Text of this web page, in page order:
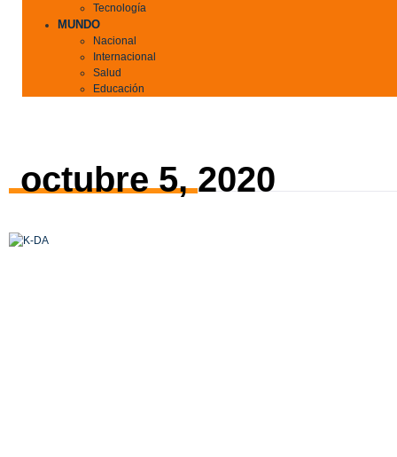
Tecnología
MUNDO
Nacional
Internacional
Salud
Educación
octubre 5, 2020